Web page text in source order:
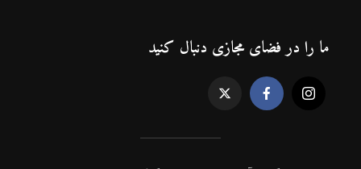
ما را در فضای مجازی دنبال کنید